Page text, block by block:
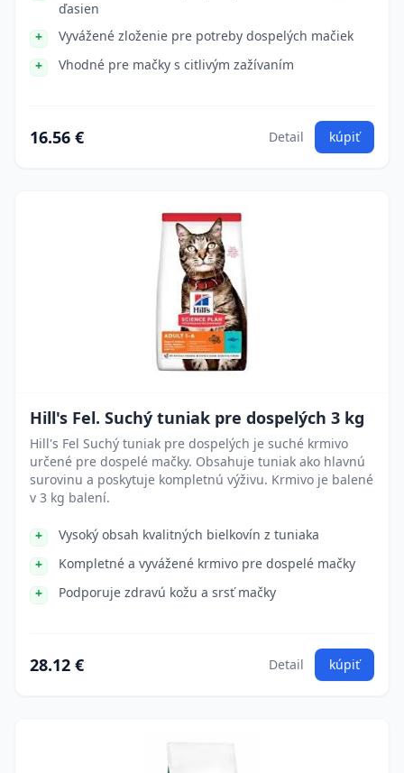
ďasien
Vyvážené zloženie pre potreby dospelých mačiek
Vhodné pre mačky s citlivým zažívaním
16.56 € Detail kúpiť
Hill's Fel. Suchý tuniak pre dospelých 3 kg
Hill's Fel Suchý tuniak pre dospelých je suché krmivo
určené pre dospelé mačky. Obsahuje tuniak ako hlavnú
surovinu a poskytuje kompletnú výživu. Krmivo je balené
v 3 kg balení.
Vysoký obsah kvalitných bielkovín z tuniaka
Kompletné a vyvážené krmivo pre dospelé mačky
Podporuje zdravú kožu a srsť mačky
28.12 € Detail kúpiť